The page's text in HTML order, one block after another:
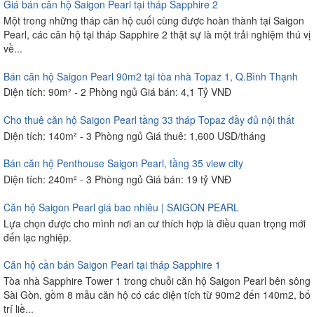
Giá bán căn hộ Saigon Pearl tại tháp Sapphire 2
Một trong những tháp căn hộ cuối cùng được hoàn thành tại Saigon
Pearl, các căn hộ tại tháp Sapphire 2 thật sự là một trải nghiệm thú vị
về...
Bán căn hộ Saigon Pearl 90m2 tại tòa nhà Topaz 1, Q.Bình Thạnh
Diện tích: 90m² - 2 Phòng ngủ Giá bán: 4,1 Tỷ VNĐ
Cho thuê căn hộ Saigon Pearl tầng 33 tháp Topaz đầy đủ nội thất
Diện tích: 140m² - 3 Phòng ngủ Giá thuê: 1,600 USD/tháng
Bán căn hộ Penthouse Saigon Pearl, tầng 35 view city
Diện tích: 240m² - 3 Phòng ngủ Giá bán: 19 tỷ VNĐ
Căn hộ Saigon Pearl giá bao nhiêu | SAIGON PEARL
Lựa chọn được cho mình nơi an cư thích hợp là điều quan trọng mới
đến lạc nghiệp.
Căn hộ cần bán Saigon Pearl tại tháp Sapphire 1
Tòa nhà Sapphire Tower 1 trong chuỗi căn hộ Saigon Pearl bên sông
Sài Gòn, gồm 8 mẫu căn hộ có các diện tích từ 90m2 đến 140m2, bố
trí liề...